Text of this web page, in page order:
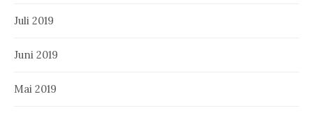
Juli 2019
Juni 2019
Mai 2019